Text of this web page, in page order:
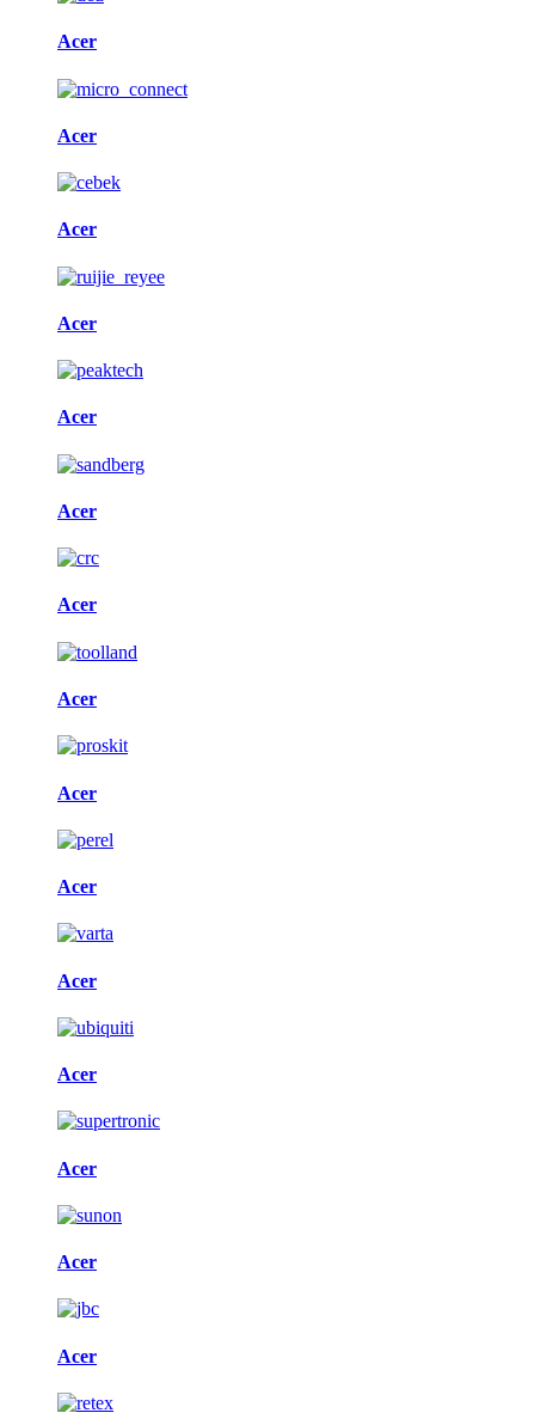
Acer
Acer
Acer
Acer
Acer
Acer
Acer
Acer
Acer
Acer
Acer
Acer
Acer
Acer
Acer